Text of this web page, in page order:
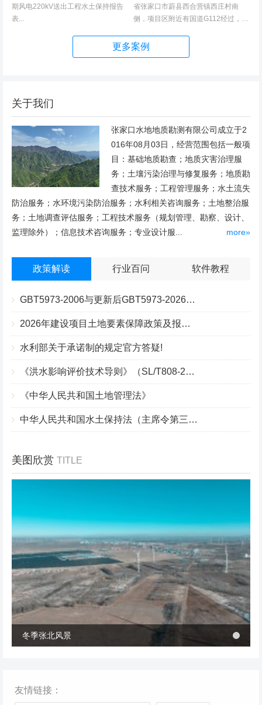
期风电220kV送出工程水土保持报告
表...
省张家口市蔚县西合营镇西庄村南
侧，项目区附近有国道G112经过，交
位置优越。项目地理位置图见附图1。
项目总占地面积14.82hm2,...
更多案例
关于我们
张家口水地地质勘测有限公司成立于2
016年08月03日，经营范围包括一般项
目：基础地质勘查；地质灾害治理服
务；土壤污染治理与修复服务；地质勘
查技术服务；工程管理服务；水土流失
防治服务；水环境污染防治服务；水利相关咨询服务；土地整治服
务；土地调查评估服务；工程技术服务（规划管理、勘察、设计、
监理除外）；信息技术咨询服务；专业设计服...
more»
政策解读 行业百问 软件教程
GBT5973-2006与更新后GBT5973-2026区别你知道几点？
2026年建设项目土地要素保障政策及报批流程
水利部关于承诺制的规定官方答疑!
《洪水影响评价技术导则》（SL/T808-2025）核心解读
《中华人民共和国土地管理法》
中华人民共和国水土保持法（主席令第三十九号）
美图欣赏 TITLE
冬季张北风景
冬季张北风景
友情链接：